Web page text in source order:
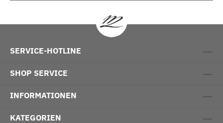
SERVICE-HOTLINE
SHOP SERVICE
INFORMATIONEN
KATEGORIEN